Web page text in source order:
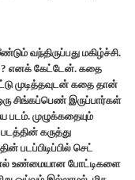
வந்திருப்பது மகிழ்ச்சி.
எனக் கேட்டேன். கதை
முடித்தவுடன் கதை தான்
சிங்கப்பெண் இருப்பார்கள்
படம். முழுக்கதையும்
கருத்து
படப்பிடிப்பில் செட்
உண்மையான போட்டிகளை